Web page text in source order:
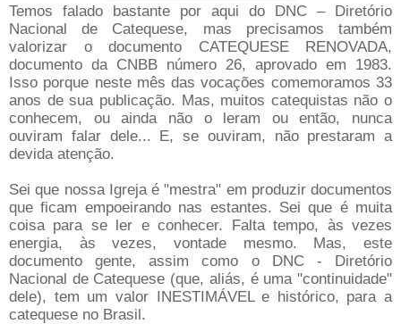
Temos falado bastante por aqui do DNC – Diretório
Nacional de Catequese, mas precisamos também
valorizar o documento CATEQUESE RENOVADA,
documento da CNBB número 26, aprovado em 1983.
Isso porque neste mês das vocações comemoramos 33
anos de sua publicação. Mas, muitos catequistas não o
conhecem, ou ainda não o leram ou então, nunca
ouviram falar dele... E, se ouviram, não prestaram a
devida atenção.
Sei que nossa Igreja é "mestra" em produzir documentos
que ficam empoeirando nas estantes. Sei que é muita
coisa para se ler e conhecer. Falta tempo, às vezes
energia, às vezes, vontade mesmo. Mas, este
documento gente, assim como o DNC - Diretório
Nacional de Catequese (que, aliás, é uma "continuidade"
dele), tem um valor INESTIMÁVEL e histórico, para a
catequese no Brasil.